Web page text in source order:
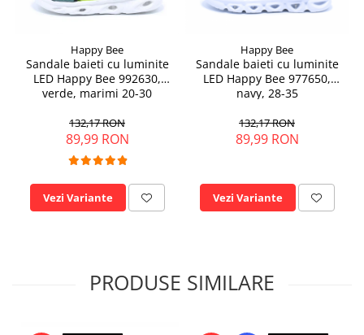
Happy Bee
Sandale baieti cu luminite
LED Happy Bee 992630,
verde, marimi 20-30
132,17 RON
89,99 RON
Vezi Variante
Happy Bee
Sandale baieti cu luminite
LED Happy Bee 977650,
navy, 28-35
132,17 RON
89,99 RON
Vezi Variante
PRODUSE SIMILARE